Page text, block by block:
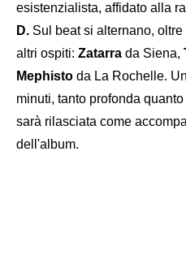
esistenzialista, affidato alla
D. Sul beat si alternano,
altri ospiti: Zatarra da Siena,
Mephisto da La Rochelle.
minuti, tanto profonda
sarà rilasciata come
dell'album.